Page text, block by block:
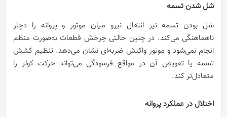
شل شدن تسمه
شل بودن تسمه نیز انتقال نیرو میان موتور و پروانه را دچار
ناهماهنگی می‌کند. در چنین حالتی چرخش قطعات به‌صورت منظم
انجام نمی‌شود و موتور واکنش ضربه‌ای نشان می‌دهد. تنظیم کشش
تسمه یا تعویض آن در مواقع فرسودگی می‌تواند حرکت کولر را
متعادل‌تر کند.
اختلال در عملکرد پروانه